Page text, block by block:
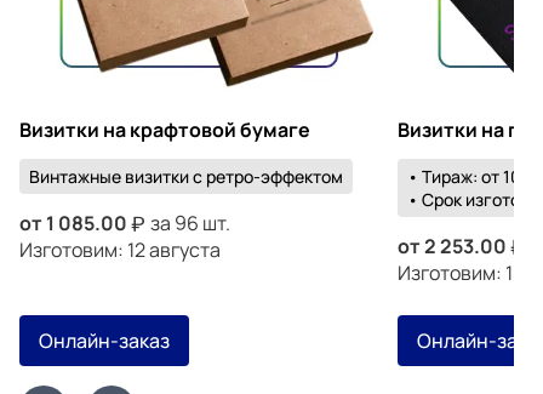
Визитки на крафтовой бумаге
Винтажные визитки с ретро-эффектом
от 1 085.00
за 96 шт.
Изготовим: 12 августа
Онлайн-заказ
Визитки на
• Тираж: от 100
• Срок
от2 253.00
Изготовим: 15
Онлайн-